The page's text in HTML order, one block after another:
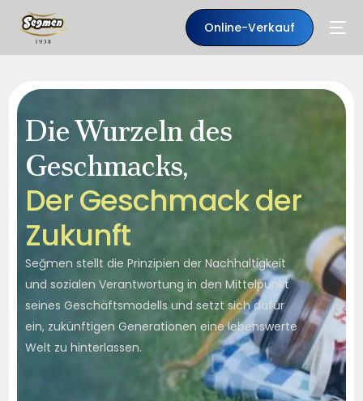
Online-Verkauf
Die Wurzeln des
Geschmacks,
DerGeschmackder
Zukunft
Seğmen stellt die Prinzipien der Nachhaltigkeit
und sozialen Verantwortung in den Mittelpunkt
seines Geschäftsmodells und setzt sich dafür
ein, zukünftigen Generationen eine lebenswerte
Welt zu hinterlassen.
DE